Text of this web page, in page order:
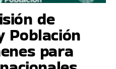
de
Población
para